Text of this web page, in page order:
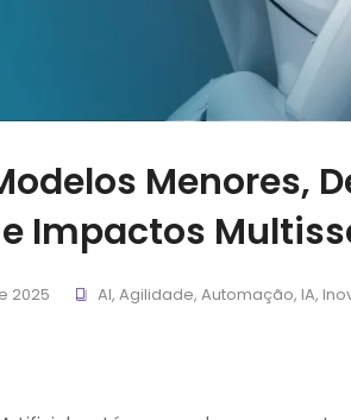
Menores,
Impactos
2025 AI, Agilidade, Automação, IA,